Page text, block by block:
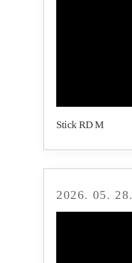
Stick RD M
2026. 05. 28.